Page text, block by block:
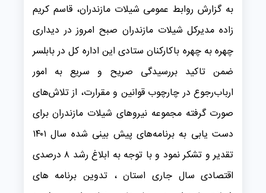
به گزارش روابط عمومی شیلات مازندران، قاسم کریم
زاده مدیرکل شیلات مازندران صبح امروز در دیداری
چهره به چهره باکارکنان ستادی این اداره کل در بابلسر
ضمن تاکید بررسیدگی صریح و سریع به امور
ارباب‌رجوع در چارچوب قوانین و مقرارت، از تلاش‌های
صورت گرفته مجموعه نیروهای شیلات مازندران برای
دست یابی به برنامه‌های پیش بینی شده سال ۱۴۰۱
تقدیر و تشکر نمود و با توجه به ابلاغ رشد ۸ درصدی
اقتصادی سال جاری استان ، تدوین برنامه های